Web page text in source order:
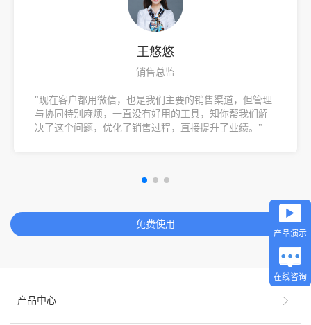
王悠悠
销售总监
"现在客户都用微信，也是我们主要的销售渠道，但管理
与协同特别麻烦，一直没有好用的工具，知你帮我们解
决了这个问题，优化了销售过程，直接提升了业绩。"
免费使用
产品中心
产品演示
在线咨询